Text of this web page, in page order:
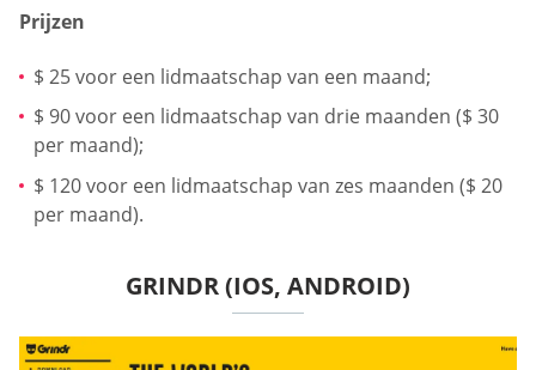
Prijzen
$ 25 voor een lidmaatschap van een maand;
$ 90 voor een lidmaatschap van drie maanden ($ 30
per maand);
$ 120 voor een lidmaatschap van zes maanden ($ 20
per maand).
GRINDR (IOS, ANDROID)